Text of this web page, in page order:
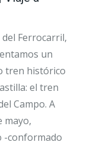
del Ferrocarril,
un
tren histórico
el tren
Campo. A
mayo,
-conformado